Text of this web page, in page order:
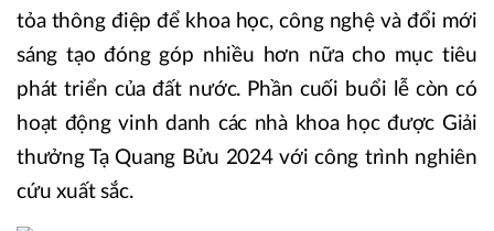
tỏa thông điệp để khoa học, công nghệ và đổi mới
sáng tạo đóng góp nhiều hơn nữa cho mục tiêu
phát triển của đất nước. Phần cuối buổi lễ còn có
hoạt động vinh danh các nhà khoa học được Giải
thưởng Tạ Quang Bửu 2024 với công trình nghiên
cứu xuất sắc.